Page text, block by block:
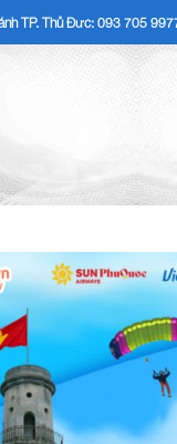
TP. Thủ Đức: 093 705